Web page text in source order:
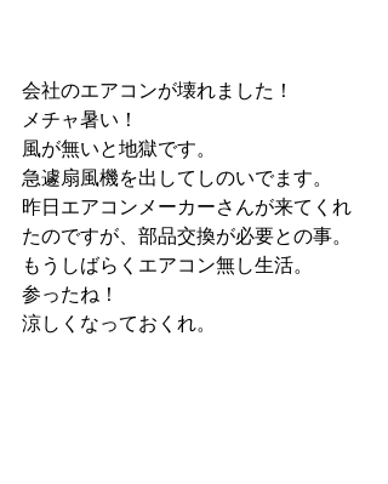
会社のエアコンが壊れました！
メチャ暑い！
風が無いと地獄です。
急遽扇風機を出してしのいでます。
昨日エアコンメーカーさんが来てくれ
たのですが、部品交換が必要との事。
もうしばらくエアコン無し生活。
参ったね！
涼しくなっておくれ。